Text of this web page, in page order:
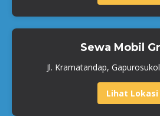
Sewa Mobil
Jl. Kramatandap,
Lihat Lokasi